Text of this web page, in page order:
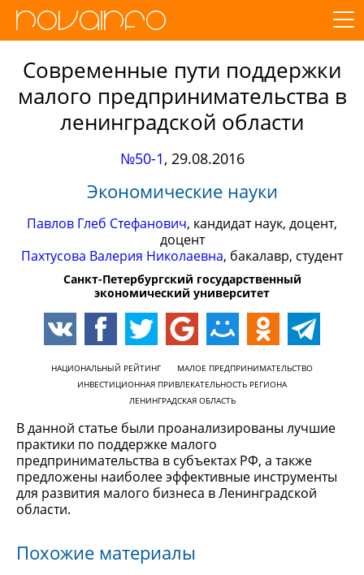
Современные пути поддержки
малого предпринимательства в
ленинградской области
№50-1, 29.08.2016
Экономические науки
Павлов Глеб Стефанович, кандидат наук, доцент,
доцент
Пахтусова Валерия Николаевна, бакалавр, студент
Санкт-Петербургский государственный
экономический университет
НАЦИОНАЛЬНЫЙ РЕЙТИНГ
МАЛОЕ ПРЕДПРИНИМАТЕЛЬСТВО
ИНВЕСТИЦИОННАЯ ПРИВЛЕКАТЕЛЬНОСТЬ РЕГИОНА
ЛЕНИНГРАДСКАЯ ОБЛАСТЬ
В данной статье были проанализированы лучшие
практики по поддержке малого
предпринимательства в субъектах РФ, а также
предложены наиболее эффективные инструменты
для развития малого бизнеса в Ленинградской
области.
Похожие материалы